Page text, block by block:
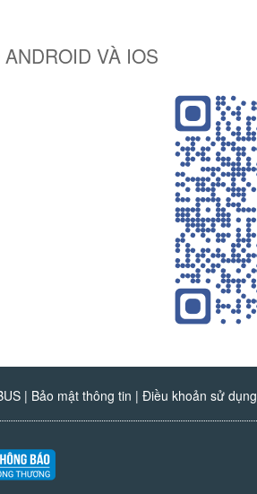
VÀ IOS
| Bảo mật thông tin | Điều khoản sử dụng